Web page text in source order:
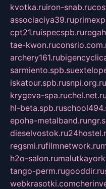
kvotka.ruiron-snab.ru
associaciya39.ru
cpt21.ruispecspb.ru
tae-kwon.ru
archery161.ru
sarmiento.spb.su
iskatour.spb.rusnpi.org.ru
krygeva-spa.ruchel.net.ru
hl-beta.spb.ru
epoha-metalband.ru
dieselvostok.ru
regsmi.rufilmnetwork.ru
h2o-salon.ru
tango-perm.rugooddir.ru
webkrasotki.com